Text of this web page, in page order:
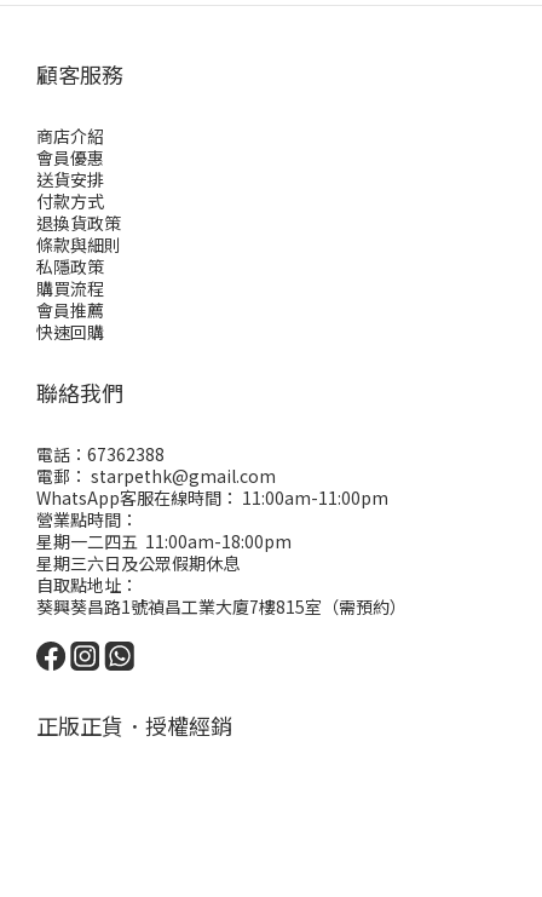
顧客服務
商店介紹
會員優惠
送貨安排
付款方式
退換貨政策
條款與細則
私隱政策
購買流程
會員推薦
快速回購
聯絡我們
電話：67362388
電郵： starpethk@gmail.com
WhatsApp客服在線時間： 11:00am-11:00pm
營業點時間：
星期一二四五 11:00am-18:00pm
星期三六日及公眾假期休息
自取點地址：
葵興葵昌路1號禎昌工業大廈7樓815室（需預約）
正版正貨．授權經銷